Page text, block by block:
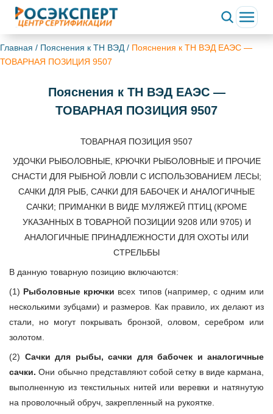
Главная / Пояснения к ТН ВЭД / Пояснения к ТН ВЭД ЕАЭС —
ТОВАРНАЯ ПОЗИЦИЯ 9507
Пояснения к ТН ВЭД ЕАЭС —
ТОВАРНАЯ ПОЗИЦИЯ 9507
ТОВАРНАЯ ПОЗИЦИЯ 9507
УДОЧКИ РЫБОЛОВНЫЕ, КРЮЧКИ РЫБОЛОВНЫЕ И ПРОЧИЕ
СНАСТИ ДЛЯ РЫБНОЙ ЛОВЛИ С ИСПОЛЬЗОВАНИЕМ ЛЕСЫ;
САЧКИ ДЛЯ РЫБ, САЧКИ ДЛЯ БАБОЧЕК И АНАЛОГИЧНЫЕ
САЧКИ; ПРИМАНКИ В ВИДЕ МУЛЯЖЕЙ ПТИЦ (КРОМЕ
УКАЗАННЫХ В ТОВАРНОЙ ПОЗИЦИИ 9208 ИЛИ 9705) И
АНАЛОГИЧНЫЕ ПРИНАДЛЕЖНОСТИ ДЛЯ ОХОТЫ ИЛИ
СТРЕЛЬБЫ
В данную товарную позицию включаются:
(1) Рыболовные крючки всех типов (например, с одним или
несколькими зубцами) и размеров. Как правило, их делают из
стали, но могут покрывать бронзой, оловом, серебром или
золотом.
(2) Сачки для рыбы, сачки для бабочек и аналогичные
сачки. Они обычно представляют собой сетку в виде кармана,
выполненную из текстильных нитей или веревки и натянутую
на проволочный обруч, закрепленный на рукоятке.